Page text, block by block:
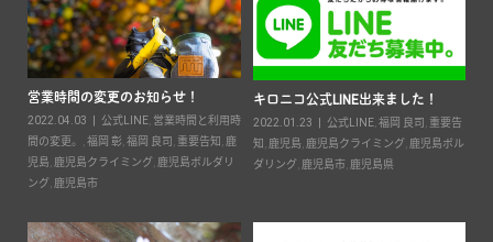
営業時間の変更のお知らせ！
2022.04.03 公式LINE, 営業時間と利用時
間の変更。
,福岡 彰,福岡 良司 , 重要告知 ,鹿
児島,鹿児島クライミング,鹿児島ボルダリ
ング,鹿児島市
キロニコ公式LINE出来ました！
2022.01.23 公式LINE, 福岡 良司
重要告
知
鹿児島 鹿児島クライミング, 鹿児島ボル
ダリング, 鹿児島市, 鹿児島県